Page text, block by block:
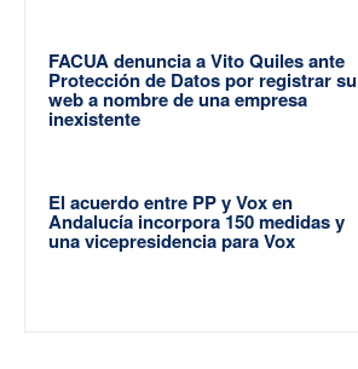
FACUA denuncia a Vito Quiles ante
Protección de Datos por registrar su
web a nombre de una empresa
inexistente
El acuerdo entre PP y Vox en
Andalucía incorpora 150 medidas y
una vicepresidencia para Vox